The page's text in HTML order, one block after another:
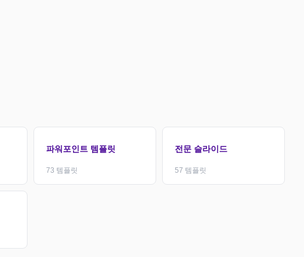
파워포인트 템플릿
73 템플릿
전문 슬라이드
57 템플릿